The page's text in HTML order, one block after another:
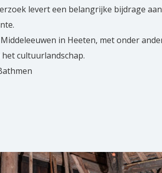
levert een belangrijke bijdrage
in Heeten, met onder
het cultuurlandschap.